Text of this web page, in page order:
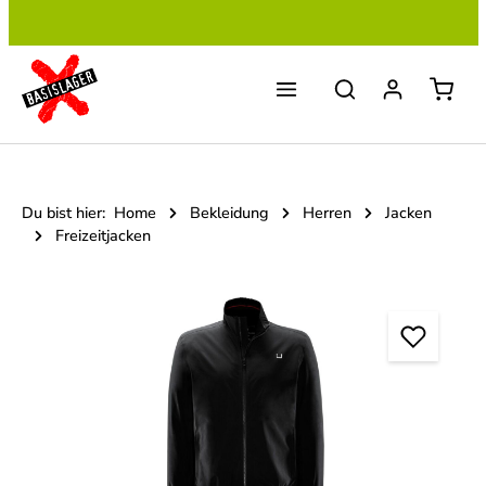
Du bist hier: Home Bekleidung Herren
Jacken
Freizeitjacken